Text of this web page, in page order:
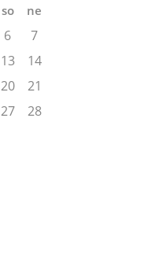
so ne
6
7
13
14
20
21
27
28